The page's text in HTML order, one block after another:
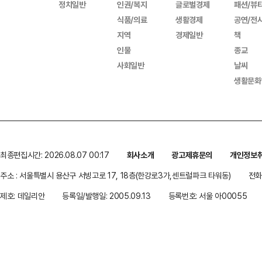
정치일반
인권/복지
식품/의료
지역
인물
사회일반
글로벌경제
생활경제
경제일반
패션/뷰
공연/전
책
종교
날씨
생활문
최종편집시간: 2026.08.07 00:17 회사소개 광고제휴문의
개인정보
주소 : 서울특별시 용산구 서빙고로 17, 18층(한강로3가,센트럴파크 타워동)
전
제호: 데일리안
등록일/발행일: 2005.09.13 등록번호: 서울 아00055